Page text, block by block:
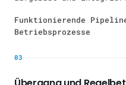
Funktionierende
Betriebsprozesse
03